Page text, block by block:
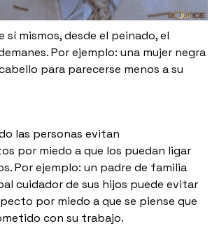
sí mismos, desde el peinado, el
Por ejemplo: una mujer negra
para parecerse menos a su
las personas evitan
por miedo a que los puedan ligar
Por ejemplo: un padre de familia
cuidador de sus hijos puede evitar
por miedo a que se piense que
con su trabajo.